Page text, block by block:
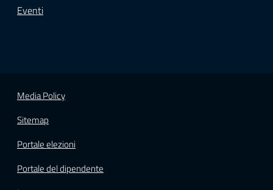
Eventi
Media Policy
Sitemap
Portale elezioni
Portale del dipendente